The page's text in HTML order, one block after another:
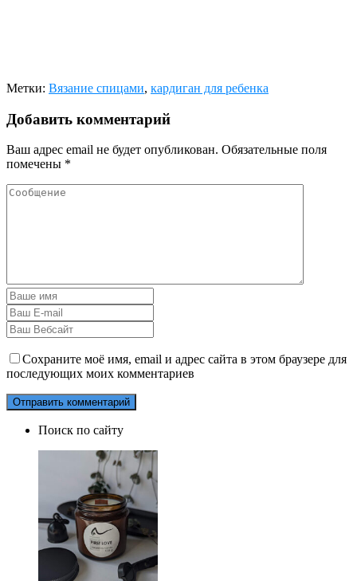
Метки: Вязание спицами, кардиган для ребенка
Добавить комментарий
Ваш адрес email не будет опубликован. Обязательные поля
помечены *
Сохраните моё имя, email и адрес сайта в этом браузере для
последующих моих комментариев
Поиск по сайту